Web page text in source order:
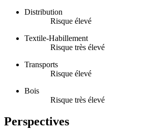
Distribution
Risque élevé
Textile-Habillement
Risque très élevé
Transports
Risque élevé
Bois
Risque très élevé
Perspectives